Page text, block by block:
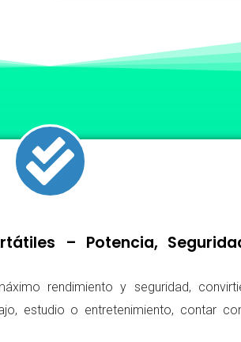
– Potencia,
rendimiento y seguridad,
estudio o entretenimiento, contar